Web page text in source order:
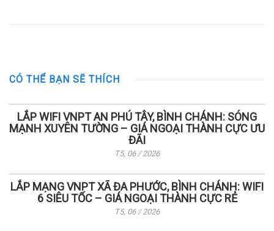
CÓ THỂ BẠN SẼ THÍCH
LẮP WIFI VNPT AN PHÚ TÂY, BÌNH CHÁNH: SÓNG
MẠNH XUYÊN TƯỜNG – GIÁ NGOẠI THÀNH CỰC ƯU
ĐÃI
T5, 06 / 2026
LẮP MẠNG VNPT XÃ ĐA PHƯỚC, BÌNH CHÁNH: WIFI
6 SIÊU TỐC – GIÁ NGOẠI THÀNH CỰC RẺ
T5, 06 / 2026